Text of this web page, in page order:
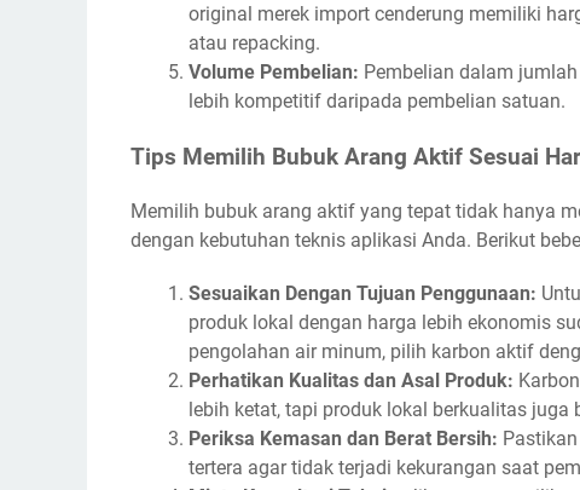
original merek import cenderung memiliki
atau repacking.
Volume Pembelian: Pembelian dalam
lebih kompetitif daripada pembelian satuan.
Tips Memilih Bubuk Arang Aktif Sesuai
Memilih bubuk arang aktif yang tepat tidak hanya
dengan kebutuhan teknis aplikasi Anda. Berikut
Sesuaikan Dengan Tujuan Penggunaan:
produk lokal dengan harga lebih ekonomis
pengolahan air minum, pilih karbon aktif
Perhatikan Kualitas dan Asal Produk:
lebih ketat, tapi produk lokal berkualitas
Periksa Kemasan dan Berat Bersih:
tertera agar tidak terjadi kekurangan saat